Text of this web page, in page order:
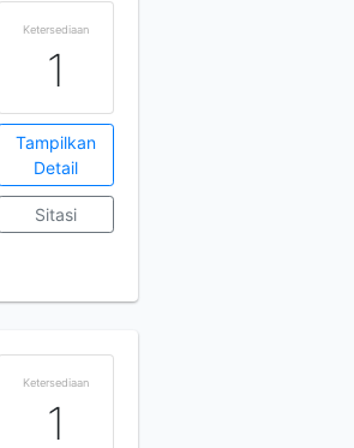
Ketersediaan
1
Tampilkan
Detail
Sitasi
Ketersediaan
1